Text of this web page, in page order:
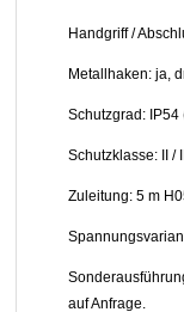
Handgriff /
Metallhaken: ja,
Schutzgrad:
Schutzklasse: II / III
Zuleitung: 5 m
auf Anfrage.